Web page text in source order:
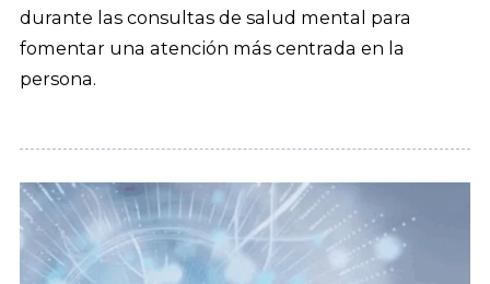
durante las consultas de salud mental para
fomentar una atención más centrada en la
persona.